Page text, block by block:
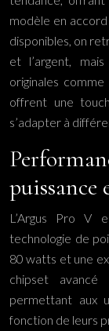
modèle en
disponibles, on
et l’argent,
originales
offrent une
s’adapter à
puissance
L’Argus Pro V
technologie de
80 watts et une
chipset
permettant aux
fonction de leurs